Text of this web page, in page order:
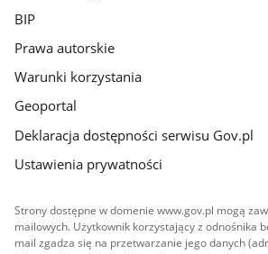
BIP
Prawa autorskie
Warunki korzystania
Geoportal
Deklaracja dostępności serwisu Gov.pl
Ustawienia prywatności
Strony dostępne w domenie www.gov.pl mogą
mailowych. Użytkownik korzystający z odnośnika
mail zgadza się na przetwarzanie jego danych